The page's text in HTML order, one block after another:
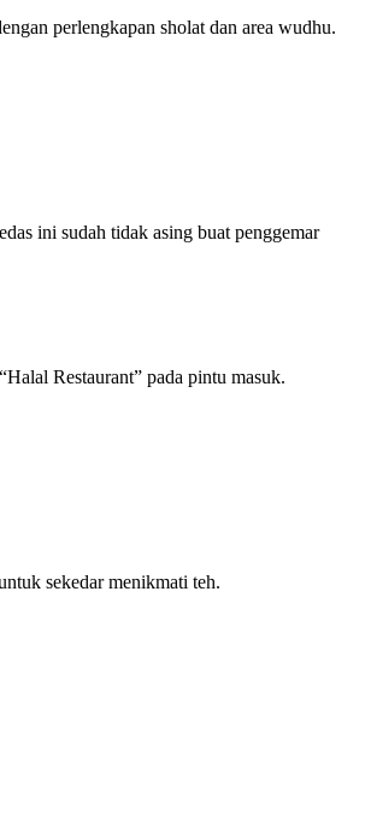
perlengkapan sholat dan area wudhu.
ini sudah tidak asing buat penggemar
Restaurant” pada pintu masuk.
sekedar menikmati teh.